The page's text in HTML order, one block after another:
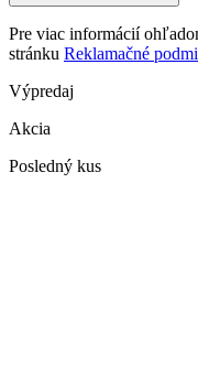
Pre viac informácií
stránku Reklamačné
Výpredaj
Akcia
Posledný kus